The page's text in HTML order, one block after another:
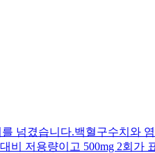
넘겼습니다.백혈구수치와
비 저용량이고 500mg 2회가